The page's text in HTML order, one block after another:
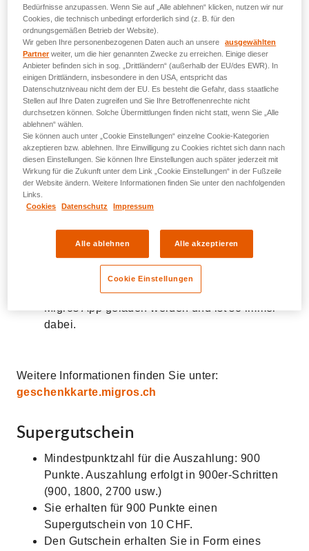
Mindestpunktzahl jeweils 1x am Monatsende
automatisch ausbezahlt.Bei einigen
Vergütungsmöglichkeiten kann es 3-6 Wochen
dauern, bis Sie die Punkte bzw. den Betrag auf Ihrer
Abrechnung wiederfinden.
Migros-Geschenkkarte
Mindestpunktzahl für die Auszahlung: 900
Punkte. Auszahlung erfolgt in 900er-Schritten
(900, 1800, 2700 usw.)
Geschenkkarte im Wert von 10 CHF.
Links zu einem PDF-Dokument per E-Mail.
Der Ausdruck des PDFs kann verwendet
werden wie eine herkömmliche physische
Geschenkkarte. Das Guthaben kann auch in die
Migros App geladen werden und ist so immer
dabei.
Weitere Informationen finden Sie unter:
geschenkkarte.migros.ch
Supergutschein
Mindestpunktzahl für die Auszahlung: 900
Punkte. Auszahlung erfolgt in 900er-Schritten
(900, 1800, 2700 usw.)
Sie erhalten für 900 Punkte einen
Supergutschein von 10 CHF.
Den Gutschein erhalten Sie in Form eines
Bedürfnisse anzupassen. Wenn Sie auf „Alle ablehnen“ klicken, nutzen wir nur
Cookies, die technisch unbedingt erforderlich sind (z. B. für den
ordnungsgemäßen Betrieb der Website).
Wir geben Ihre personenbezogenen Daten auch an unsere
ausgewählten
Partnerweiter, um die hier genannten Zwecke zu erreichen. Einige dieser
Anbieter befinden sich in sog. „Drittländern“ (außerhalb der EU/des EWR). In
einigen Drittländern, insbesondere in den USA, entspricht das
Datenschutzniveau nicht dem der EU. Es besteht die Gefahr, dass staatliche
Stellen auf Ihre Daten zugreifen und Sie Ihre Betroffenenrechte nicht
durchsetzen können. Solche Übermittlungen finden nicht statt, wenn Sie „Alle
ablehnen“ wählen.
Sie können auch unter „Cookie Einstellungen“ einzelne Cookie-Kategorien
akzeptieren bzw. ablehnen. Ihre Einwilligung zu Cookies richtet sich dann nach
diesen Einstellungen. Sie können Ihre Einstellungen auch später jederzeit mit
Wirkung für die Zukunft unter dem Link „Cookie Einstellungen“ in der Fußzeile
der Website ändern. Weitere Informationen finden Sie unter den nachfolgenden
Links.
Cookies
Datenschutz Impressum
Alle ablehnen Alle akzeptieren
Cookie Einstellungen